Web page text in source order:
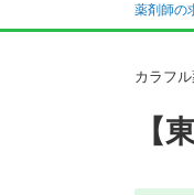
薬剤師の
カラフ
【